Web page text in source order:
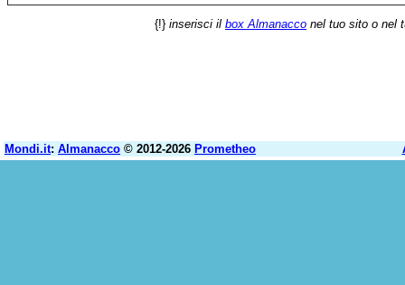
{!} inserisci il box Almanacco nel tuo sito o nel
Mondi.it: Almanacco © 2012-2026 Prometheo